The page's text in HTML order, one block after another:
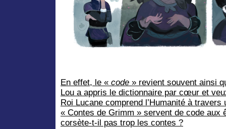
En effet, le « code » revient souvent ainsi
Lou a appris le dictionnaire par cœur et
Roi Lucane comprend l’Humanité à
« Contes de Grimm » servent de code aux
corsète-t-il pas trop les contes ?